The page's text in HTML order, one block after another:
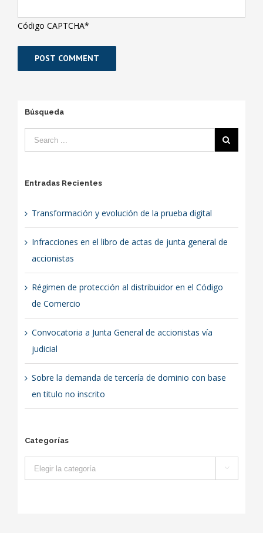
Código CAPTCHA*
Búsqueda
Entradas Recientes
Transformación y evolución de la prueba digital
Infracciones en el libro de actas de junta general de
accionistas
Régimen de protección al distribuidor en el Código
de Comercio
Convocatoria a Junta General de accionistas vía
judicial
Sobre la demanda de tercería de dominio con base
en titulo no inscrito
Categorías
Categorías 